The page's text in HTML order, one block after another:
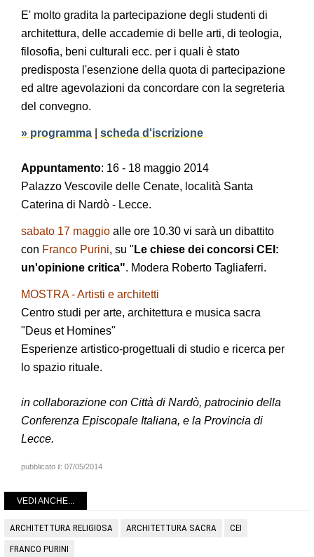
E' molto gradita la partecipazione degli studenti di
architettura, delle accademie di belle arti, di teologia,
filosofia, beni culturali ecc. per i quali è stato
predisposta l'esenzione della quota di partecipazione
ed altre agevolazioni da concordare con la segreteria
del convegno.
» programma scheda d'iscrizione
Appuntamento: 16 - 18 maggio 2014
Palazzo Vescovile delle Cenate, località Santa
Caterina di Nardò - Lecce.
sabato 17 maggio alle ore 10.30 vi sarà un dibattito
con Franco Purini, su " Le chiese dei concorsi CEI:
un'opinione critica". Modera Roberto Tagliaferri.
MOSTRA - Artisti e architetti
Centro studi per arte, architettura e musica sacra
"Deus et Homines"
Esperienze artistico-progettuali di studio e ricerca per
lo spazio rituale.
in collaborazione con Città di Nardò, patrocinio della
Conferenza Episcopale Italiana, e la Provincia di
Lecce.
pubblicato il: 07/05/2014
VEDI ANCHE...
ARCHITETTURA RELIGIOSA ARCHITETTURA SACRA
CEI
FRANCO PURINI